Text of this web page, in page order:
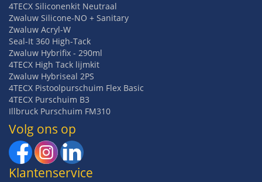
4TECX Siliconenkit Neutraal
Zwaluw Silicone-NO + Sanitary
Zwaluw Acryl-W
Seal-It 360 High-Tack
Zwaluw Hybrifix - 290ml
4TECX High Tack lijmkit
Zwaluw Hybriseal 2PS
4TECX Pistoolpurschuim Flex Basic
4TECX Purschuim B3
Illbruck Purschuim FM310
Volg ons op
Klantenservice